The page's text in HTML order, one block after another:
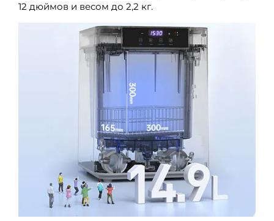
12 дюймов и весом до 2,2 кг.